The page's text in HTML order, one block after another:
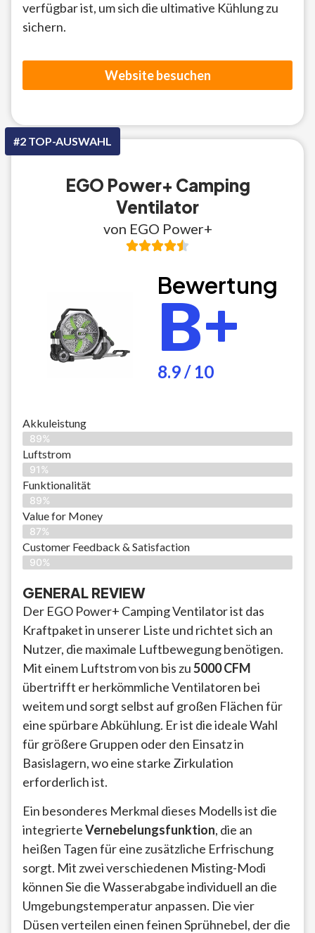
verfügbar ist, um sich die ultimative Kühlung zu
sichern.
Website besuchen
#2 TOP-AUSWAHL
EGO Power+ Camping
Ventilator
von EGO Power+
Bewertung
B+
8.9 / 10
Akkuleistung
89%
Luftstrom
91%
Funktionalität
89%
Value for Money
87%
Customer Feedback & Satisfaction​
90%
GENERAL REVIEW
Der EGO Power+ Camping Ventilator ist das
Kraftpaket in unserer Liste und richtet sich an
Nutzer, die maximale Luftbewegung benötigen.
Mit einem Luftstrom von bis zu5000 CFM
übertrifft er herkömmliche Ventilatoren bei
weitem und sorgt selbst auf großen Flächen für
eine spürbare Abkühlung. Er ist die ideale Wahl
für größere Gruppen oder den Einsatz in
Basislagern, wo eine starke Zirkulation
erforderlich ist.
Ein besonderes Merkmal dieses Modells ist die
integrierteVernebelungsfunktion, die an
heißen Tagen für eine zusätzliche Erfrischung
sorgt. Mit zwei verschiedenen Misting-Modi
können Sie die Wasserabgabe individuell an die
Umgebungstemperatur anpassen. Die vier
Düsen verteilen einen feinen Sprühnebel, der die